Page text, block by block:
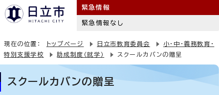
緊急情報
緊急情報なし
現在の位置： トップページ 日立市教育委員会
小・中・義務教育・
特別支援学校
助成制度（就学） スクールカバンの贈呈
スクールカバンの贈呈